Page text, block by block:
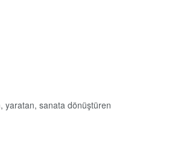
yaratan, sanata dönüştüren